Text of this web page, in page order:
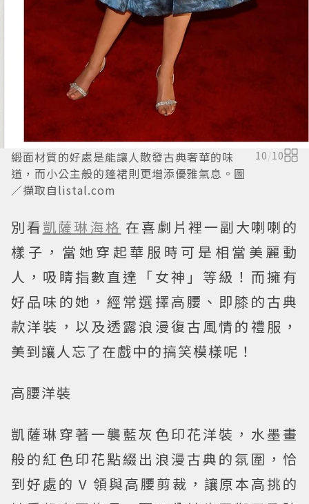
緞面材質的好處是能讓人散發古典奢華的味
道，而小公主般的蓬裙則更增添優雅氣息。圖
／擷取自listal.com
10 /10
別看凱薩琳海格 在喜劇片裡一副大喇喇的
樣子，當她穿起華服時可是相當美麗動
人，吸睛指數直達「女神」等級！而擁有
好品味的她，經常選擇高腰、即膝的古典
款洋裝，以及透露浪漫復古風情的禮服，
美到讓人忘了在戲中的搞笑模樣呢！
高腰洋裝
凱薩琳穿著一襲藍灰色印花洋裝，水墨畫
般的紅色印花點綴出浪漫古典的氛圍，恰
到好處的 V 領與高腰剪裁，讓原本高挑的